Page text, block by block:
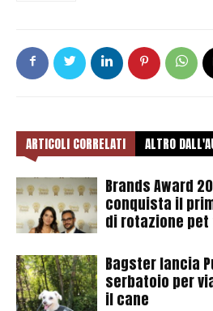
ARTICOLI CORRELATI ALTRO
Brands Award
conquista il
di rotazione pet
Bagster lancia
serbatoio per
il cane